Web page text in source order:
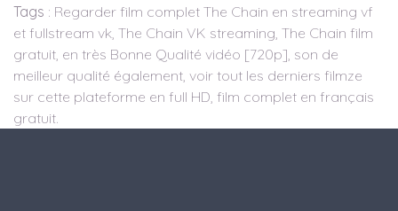
Tags : Regarder film complet The Chain en streaming vf
et fullstream vk, The Chain VK streaming, The Chain film
gratuit, en très Bonne Qualité vidéo [720p], son de
meilleur qualité également, voir tout les derniers filmze
sur cette plateforme en full HD, film complet en français
gratuit.